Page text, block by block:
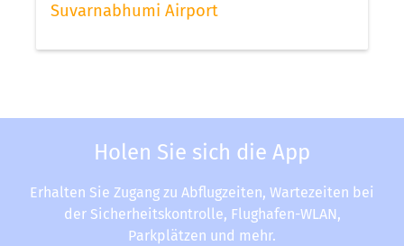
Suvarnabhumi Airport
Holen Sie sich die App
Erhalten Sie Zugang zu Abflugzeiten, Wartezeiten bei
der Sicherheitskontrolle, Flughafen-WLAN,
Parkplätzen und mehr.